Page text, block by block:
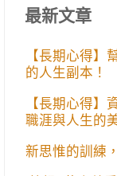
最新文章
【長期心得】
的人生副本！
【長期心得】
職涯與人生的
新思惟的訓練